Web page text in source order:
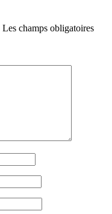
Les champs obligatoires